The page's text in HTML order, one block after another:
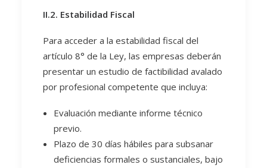
II.2. Estabilidad Fiscal
Para acceder a la estabilidad fiscal del
artículo 8° de la Ley, las empresas deberán
presentar un estudio de factibilidad avalado
por profesional competente que incluya:
Evaluación mediante informe técnico
previo.
Plazo de 30 días hábiles para subsanar
deficiencias formales o sustanciales, bajo